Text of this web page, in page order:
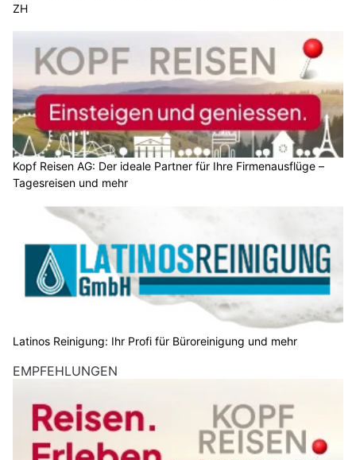
ZH
Kopf Reisen AG: Der ideale Partner für Ihre Firmenausflüge –
Tagesreisen und mehr
Latinos Reinigung: Ihr Profi für Büroreinigung und mehr
EMPFEHLUNGEN